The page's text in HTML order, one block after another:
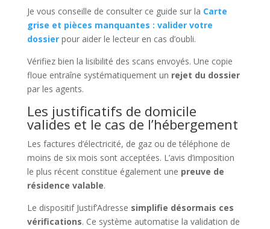
Je vous conseille de consulter ce guide sur la Carte
grise et pièces manquantes : valider votre
dossierpour aider le lecteur en cas d’oubli.
Vérifiez bien la lisibilité des scans envoyés. Une copie
floue entraîne systématiquement un rejet du dossier
par les agents.
Les justificatifs de domicile
valides et le cas de l’hébergement
Les factures d’électricité, de gaz ou de téléphone de
moins de six mois sont acceptées. L’avis d’imposition
le plus récent constitue également une preuve de
résidence valable.
Le dispositif Justif’Adresse simplifie désormais ces
vérifications. Ce système automatise la validation de